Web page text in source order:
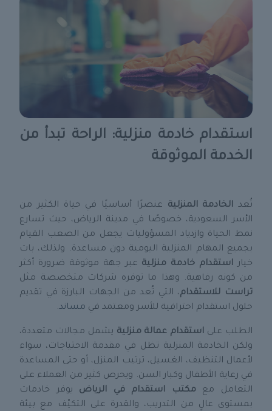
استقدام خادمة منزلية: الراحة تبدأ من
الخدمة الموثوقة
تُعد الخادمة المنزلية عنصرًا أساسيًا في حياة الكثير من
الأسر السعودية، خصوصًا في مدينة الرياض، حيث تسارع
نمط الحياة وازدياد المسؤوليات يجعل من الصعب القيام
بجميع المهام المنزلية اليومية دون مساعدة. ولذلك، بات
خيار استقدام خادمة منزلية عبر جهة موثوقة ضرورة أكثر
من كونه رفاهية. وهذا ما توفره شركات متخصصة مثل
تراست للاستقدام، التي تُعد من الجهات البارزة في تقديم
حلول استقدام احترافية للأسر ومعتمد في مساند.
الطلب على استقدام عمالة منزلية يشمل مجالات متعددة،
ولكن الخادمة المنزلية تظل في مقدمة الاحتياجات، سواء
لأعمال التنظيف، الغسيل، ترتيب المنزل، أو حتى المساعدة
في رعاية الأطفال وكبار السن. ويحرص كثير من العملاء على
التعامل معمكتب استقدام في الرياض يوفر خادمات
بمستوى عالٍ من التدريب، والقدرة على التكيّف مع بيئة